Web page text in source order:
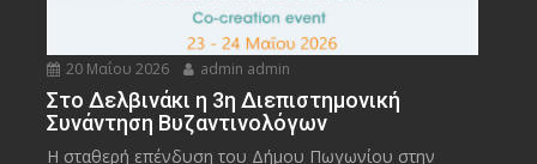
20 Μαΐου 2026 admin admin
Στο Δελβινάκι η 3η Διεπιστημονική
Συνάντηση Βυζαντινολόγων
Η σταθερή επένδυση του Δήμου Πωγωνίου στην